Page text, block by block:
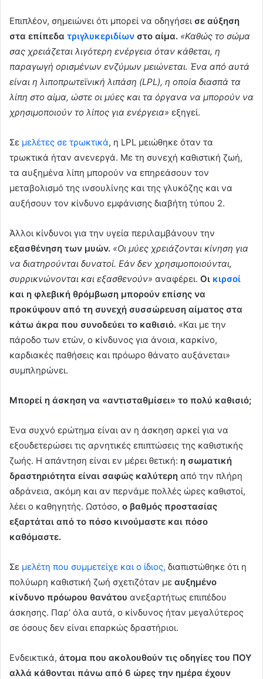
Επιπλέον, σημειώνει ότι μπορεί να οδηγήσει σε αύξηση
στα επίπεδα τριγλυκεριδίων στο αίμα. «Καθώς το σώμα
σας χρειάζεται λιγότερη ενέργεια όταν κάθεται, η
παραγωγή ορισμένων ενζύμων μειώνεται. Ένα από αυτά
είναι η λιποπρωτεϊνική λιπάση (LPL), η οποία διασπά τα
λίπη στο αίμα, ώστε οι μύες και τα όργανα να μπορούν να
χρησιμοποιούν το λίπος για ενέργεια» εξηγεί.
Σε μελέτες σε τρωκτικά, η LPL μειώθηκε όταν τα
τρωκτικά ήταν ανενεργά. Με τη συνεχή καθιστική ζωή,
τα αυξημένα λίπη μπορούν να επηρεάσουν τον
μεταβολισμό της ινσουλίνης και της γλυκόζης και να
αυξήσουν τον κίνδυνο εμφάνισης διαβήτη τύπου 2.
Άλλοι κίνδυνοι για την υγεία περιλαμβάνουν την
εξασθένηση των μυών. «Οι μύες χρειάζονται κίνηση για
να διατηρούνται δυνατοί. Εάν δεν χρησιμοποιούνται,
συρρικνώνονται και εξασθενούν» αναφέρει. Οι κιρσοί
και η φλεβική θρόμβωση μπορούν επίσης να
προκύψουν από τη συνεχή συσσώρευση αίματος στα
κάτω άκρα που συνοδεύει το καθισιό. «Και με την
πάροδο των ετών, ο κίνδυνος για άνοια, καρκίνο,
καρδιακές παθήσεις και πρόωρο θάνατο αυξάνεται»
συμπληρώνει.
Μπορεί η άσκηση να «αντισταθμίσει» το πολύ καθισιό;
Ένα συχνό ερώτημα είναι αν η άσκηση αρκεί για να
εξουδετερώσει τις αρνητικές επιπτώσεις της καθιστικής
ζωής. Η απάντηση είναι εν μέρει θετική: η σωματική
δραστηριότητα είναι σαφώς καλύτερη από την πλήρη
αδράνεια, ακόμη και αν περνάμε πολλές ώρες καθιστοί,
λέει ο καθηγητής. Ωστόσο, ο βαθμός προστασίας
εξαρτάται από το πόσο κινούμαστε και πόσο
καθόμαστε.
Σε μελέτη που συμμετείχε και ο ίδιος, διαπιστώθηκε ότι η
πολύωρη καθιστική ζωή σχετιζόταν με αυξημένο
κίνδυνο πρόωρου θανάτου ανεξαρτήτως επιπέδου
άσκησης. Παρ’ όλα αυτά, ο κίνδυνος ήταν μεγαλύτερος
σε όσους δεν είναι επαρκώς δραστήριοι.
Ενδεικτικά, άτομα που ακολουθούν τις οδηγίες του ΠΟΥ
αλλά κάθονται πάνω από 6 ώρες την ημέρα έχουν